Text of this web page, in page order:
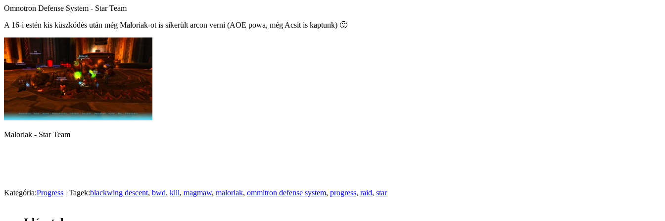
Omnotron Defense System - Star Team
A 16-i estén kis küszködés után még Maloriak-ot is sikerült arcon verni (AOE powa, még Acsit is kaptunk) 🙂
Maloriak - Star Team
Kategória:Progress | Tagek:blackwing descent, bwd, kill, magmaw, maloriak, ommitron defense system, progress, raid, star